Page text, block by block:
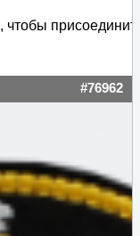
, чтобы
#76962